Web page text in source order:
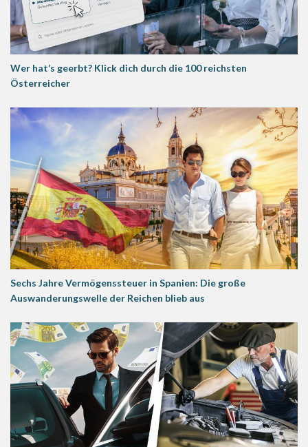
Wer hat’s geerbt? Klick dich durch die 100 reichsten
Österreicher
Sechs Jahre Vermögenssteuer in Spanien: Die große
Auswanderungswelle der Reichen blieb aus